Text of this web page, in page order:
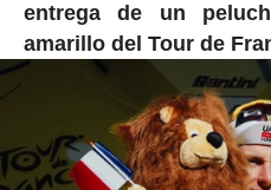
entrega de un
amarillo del Tour de